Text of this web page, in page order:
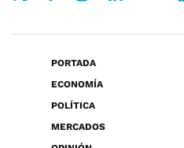
PORTADA
ECONOMÍA
POLÍTICA
MERCADOS